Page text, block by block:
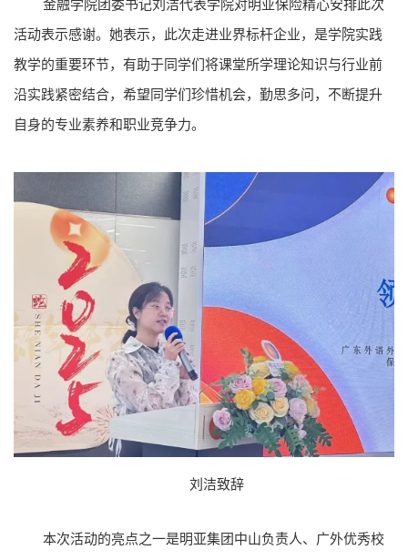
金融学院团委书记刘洁代表学院对明亚保险精心安排此次
活动表示感谢。她表示，此次走进业界标杆企业，是学院实践
教学的重要环节，有助于同学们将课堂所学理论知识与行业前
沿实践紧密结合，希望同学们珍惜机会，勤思多问，不断提升
自身的专业素养和职业竞争力。
刘洁致辞
本次活动的亮点之一是明亚集团中山负责人、广外优秀校